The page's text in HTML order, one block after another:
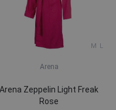
M L
Arena
Arena Zeppelin Light Freak
Rose